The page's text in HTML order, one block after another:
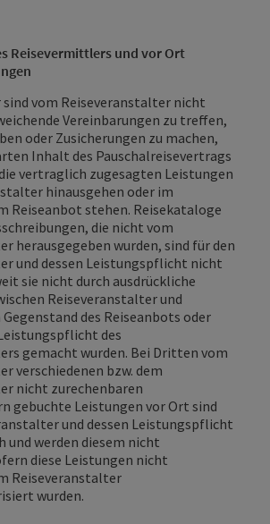
Reisevermittlers und vor Ort
vom Reiseveranstalter nicht
Vereinbarungen zu treffen,
oder Zusicherungen zu machen,
Inhalt des Pauschalreisevertrags
vertraglich zugesagten Leistungen
hinausgehen oder im
Reiseanbot stehen. Reisekataloge
die nicht vom
herausgegeben wurden, sind für den
und dessen Leistungspflicht nicht
sie nicht durch ausdrückliche
Reiseveranstalter und
des Reiseanbots oder
des
gemacht wurden. Bei Dritten vom
verschiedenen bzw. dem
nicht zurechenbaren
gebuchte Leistungen vor Ort sind
und dessen Leistungspflicht
und werden diesem nicht
diese Leistungen nicht
Reiseveranstalter
wurden.